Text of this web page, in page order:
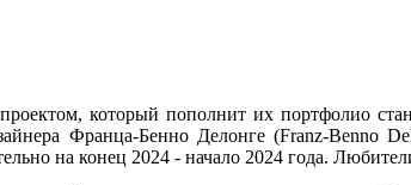
который пополнит их портфолио
Франца-Бенно Делонге (Franz-Benno
на конец 2024 - начало 2024 года.